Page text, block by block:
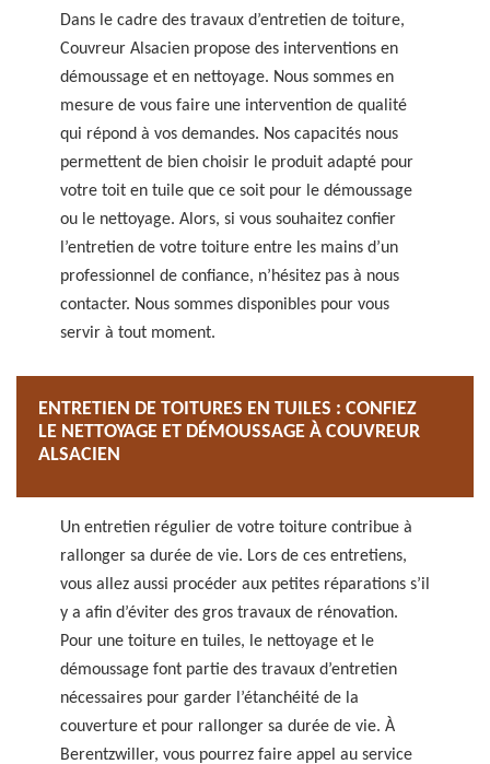
Dans le cadre des travaux d’entretien de toiture,
Couvreur Alsacien propose des interventions en
démoussage et en nettoyage. Nous sommes en
mesure de vous faire une intervention de qualité
qui répond à vos demandes. Nos capacités nous
permettent de bien choisir le produit adapté pour
votre toit en tuile que ce soit pour le démoussage
ou le nettoyage. Alors, si vous souhaitez confier
l’entretien de votre toiture entre les mains d’un
professionnel de confiance, n’hésitez pas à nous
contacter. Nous sommes disponibles pour vous
servir à tout moment.
ENTRETIEN DE TOITURES EN TUILES : CONFIEZ
LE NETTOYAGE ET DÉMOUSSAGE À COUVREUR
ALSACIEN
Un entretien régulier de votre toiture contribue à
rallonger sa durée de vie. Lors de ces entretiens,
vous allez aussi procéder aux petites réparations s’il
y a afin d’éviter des gros travaux de rénovation.
Pour une toiture en tuiles, le nettoyage et le
démoussage font partie des travaux d’entretien
nécessaires pour garder l’étanchéité de la
couverture et pour rallonger sa durée de vie. À
Berentzwiller, vous pourrez faire appel au service